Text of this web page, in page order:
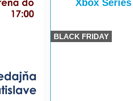
Xbox
BLACK FRIDAY